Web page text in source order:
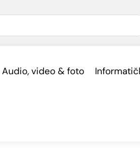
Audio, video & foto